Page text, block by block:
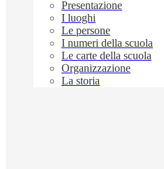
Presentazione
I luoghi
Le persone
I numeri della scuola
Le carte della scuola
Organizzazione
La storia